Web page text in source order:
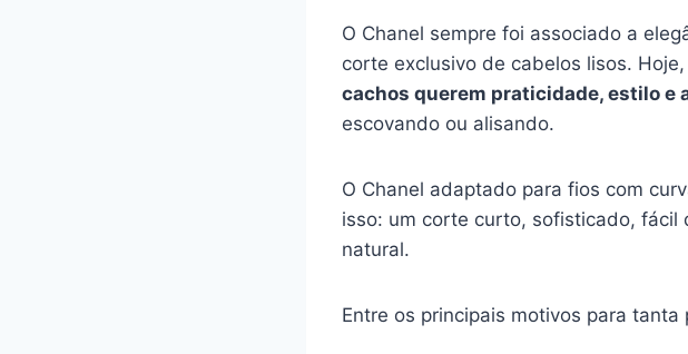
O Chanel sempre foi associado a
corte exclusivo de cabelos lisos.
cachos querem praticidade, estilo e
escovando ou alisando.
O Chanel adaptado para fios com
isso: um corte curto, sofisticado, fácil
natural.
Entre os principais motivos para tanta